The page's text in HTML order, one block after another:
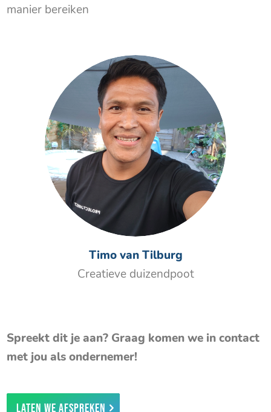
manier bereiken
Timo van Tilburg
Creatieve duizendpoot
Spreekt dit je aan? Graag komen we in contact
met jou als ondernemer!
Laten we afspreken